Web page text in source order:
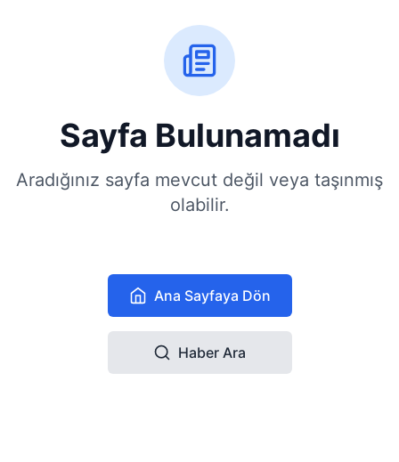
Sayfa Bulunamadı
Aradığınız sayfa mevcut değil veya taşınmış
olabilir.
Ana Sayfaya Dön
Haber Ara